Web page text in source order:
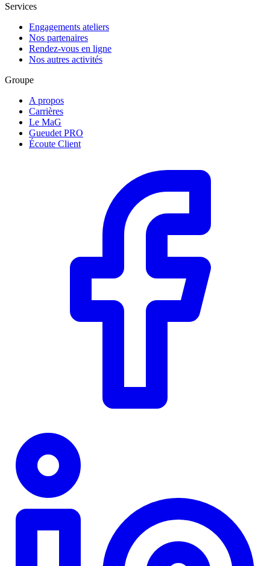
Services
Engagements ateliers
Nos partenaires
Rendez-vous en ligne
Nos autres activités
Groupe
A propos
Carrières
Le MaG
Gueudet PRO
Écoute Client